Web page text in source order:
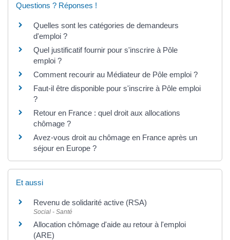
Questions ? Réponses !
Quelles sont les catégories de demandeurs
d'emploi ?
Quel justificatif fournir pour s'inscrire à Pôle
emploi ?
Comment recourir au Médiateur de Pôle emploi ?
Faut-il être disponible pour s'inscrire à Pôle emploi
?
Retour en France : quel droit aux allocations
chômage ?
Avez-vous droit au chômage en France après un
séjour en Europe ?
Et aussi
Revenu de solidarité active (RSA)
Social - Santé
Allocation chômage d'aide au retour à l'emploi
(ARE)